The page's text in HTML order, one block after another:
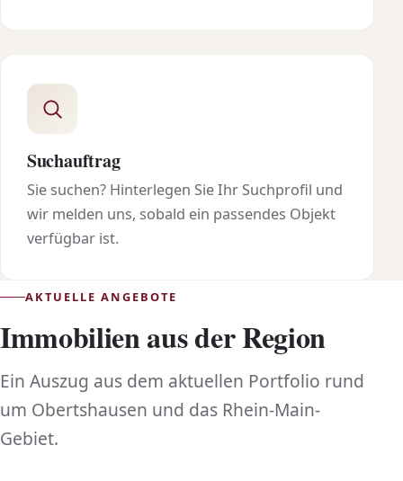
Suchauftrag
Sie suchen? Hinterlegen Sie Ihr Suchprofil und
wir melden uns, sobald ein passendes Objekt
verfügbar ist.
AKTUELLE ANGEBOTE
Immobilien aus der Region
Ein Auszug aus dem aktuellen Portfolio rund
um Obertshausen und das Rhein-Main-
Gebiet.